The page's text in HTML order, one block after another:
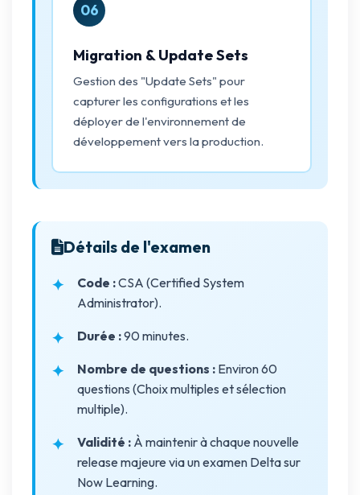
06
Migration & Update Sets
Gestion des "Update Sets" pour
capturer les configurations et les
déployer de l'environnement de
développement vers la production.
Détails de l'examen
Code :CSA (Certified System
Administrator).
Durée :90 minutes.
Nombre de questions : Environ 60
questions (Choix multiples et sélection
multiple).
Validité : À maintenir à chaque nouvelle
release majeure via un examen Delta sur
Now Learning.